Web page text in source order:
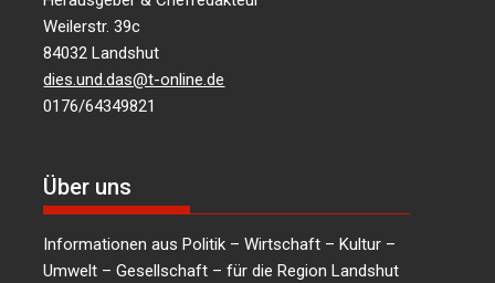
Weilerstr. 39c
84032 Landshut
dies.und.das@t-online.de
0176/64349821
Über uns
Informationen aus Politik – Wirtschaft – Kultur –
Umwelt – Gesellschaft – für die Region Landshut